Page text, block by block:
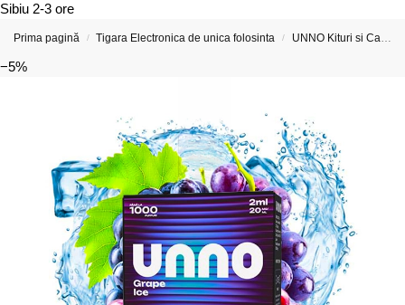
Sibiu 2-3 ore
Prima pagină / Tigara Electronica de unica folosinta / UNNO Kituri si Capsule preumplute
−5%